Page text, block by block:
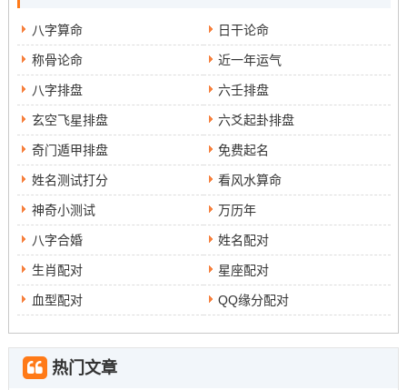
八字算命 日干论命
称骨论命 近一年运气
八字排盘 六壬排盘
玄空飞星排盘 六爻起卦排盘
奇门遁甲排盘 免费起名
姓名测试打分 看风水算命
神奇小测试 万历年
八字合婚 姓名配对
生肖配对 星座配对
血型配对 QQ缘分配对
热门文章